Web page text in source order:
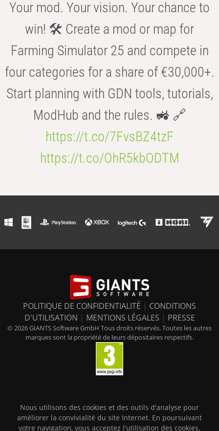
Your mod. Your vision. Your chance to
win! 🛠️ Create a mod or map for
Farming Simulator 25 and compete in
four categories for a share of €30,000+.
Start planning with GDN tools, tutorials,
ModHub and the rules. 🚜 🔗
https://t.co/7FvsBZ4tzF
https://t.co/OhR5kbODTM
POLITIQUE DE CONFIDENTIALITÉ | CONDITIONS
D'UTILISATION | MENTIONS LÉGALES | PRESSE
© 2026 GIANTS Software GmbH Tous droits réservés. Toutes les autres
marques sont la propriété de leurs dépositaires respectifs.
Nous utilisons des cookies et des outils d'analyse pour
améliorer la convivialité du site Internet. En poursuivant
votre navigation, vous acceptez l'utilisation des cookies.